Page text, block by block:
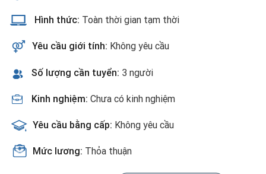
Hình thức: Toàn thời gian tạm thời
Yêu cầu giới tính: Không yêu cầu
Số lượng cần tuyển: 3 người
Kinh nghiệm: Chưa có kinh nghiệm
Yêu cầu bằng cấp: Không yêu cầu
Mức lương: Thỏa thuận